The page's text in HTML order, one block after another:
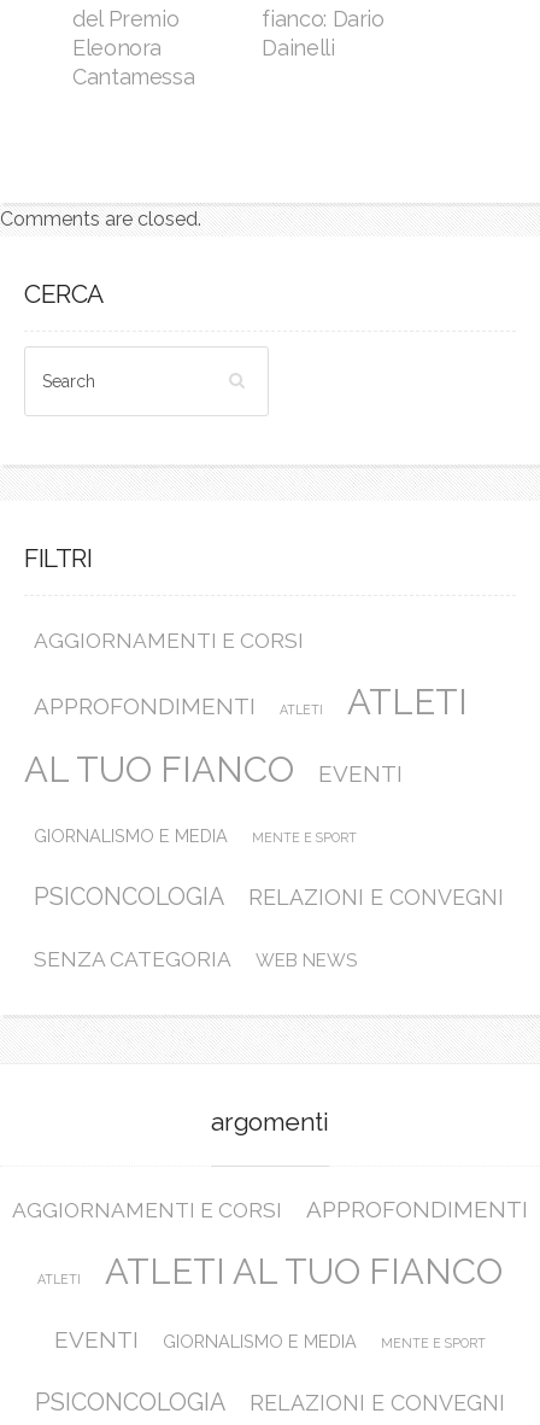
del Premio
Eleonora
Cantamessa
fianco: Dario
Dainelli
Comments are closed.
CERCA
FILTRI
AGGIORNAMENTI E CORSI
APPROFONDIMENTI ATLETI
ATLETI
AL TUO FIANCO
EVENTI
GIORNALISMO E MEDIA MENTE E SPORT
PSICONCOLOGIA RELAZIONI E CONVEGNI
SENZA CATEGORIA WEB NEWS
argomenti
AGGIORNAMENTI E CORSI APPROFONDIMENTI
ATLETI ATLETI AL TUO FIANCO
EVENTI GIORNALISMO E MEDIA MENTE E SPORT
PSICONCOLOGIA RELAZIONI E CONVEGNI